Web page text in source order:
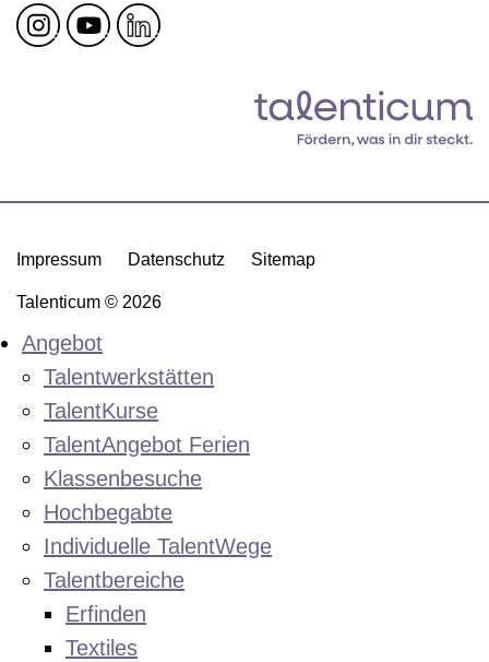
Impressum Datenschutz Sitemap
Talenticum © 2026
Angebot
Talentwerkstätten
TalentKurse
TalentAngebot Ferien
Klassenbesuche
Hochbegabte
Individuelle TalentWege
Talentbereiche
Erfinden
Textiles